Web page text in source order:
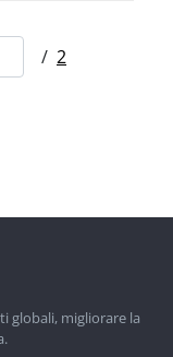
/ 2
globali, migliorare la